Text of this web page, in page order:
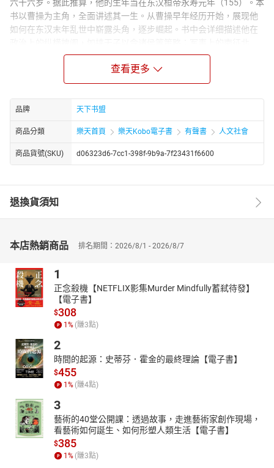
六十六岁。据此推算，他的生年当在东汉桓帝永寿元年（155）。本
书以曹操为主角，全面讲述其一生。从曹操早年经历开始，展现他
如何在东汉末年乱世中崭露头角，逐步崛起。书中会详细描述他在
战，官渡之战等经典战役；文学上的造诣，其诗歌作品展现的抱负
与情怀。还会刻画他复杂多面的性格，以及与身边谋士、将领、对
手之间的故事，呈现一个立体、真实的曹操形象，带领读者领略那
段风云变幻的历史。
查看更多
品牌 天下书盟
商品分類 樂天首頁 樂天Kobo電子書 有聲書 人文社會
商品貨號(SKU) d06323d6-7cc1-398f-9b9a-7f23431f6600
退換貨須知
本店熱銷商品 排名期間：2026/8/1 - 2026/8/7
1
正念殺機【NETFLIX影集Murder Mindfully蓄弒待發】
【電子書】
$308
1 % (賺3點)
2
時間的起源：史蒂芬．霍金的最終理論【電子書】
$455
1 % (賺4點)
3
藝術的40堂公開課：透過故事，走進藝術家創作現場，
看藝術如何誕生、如何形塑人類生活【電子書】
$385
1 % (賺3點)